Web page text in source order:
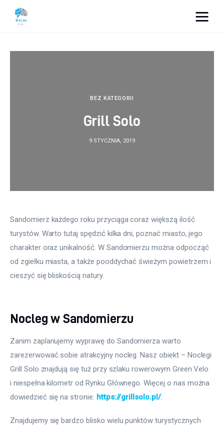
Dom i ogród
Więcej
BEZ KATEGORII
Grill Solo
9 STYCZNIA, 2019
Sandomierz każdego roku przyciąga coraz większą ilość
turystów. Warto tutaj spędzić kilka dni, poznać miasto, jego
charakter oraz unikalność. W Sandomierzu można odpocząć
od zgiełku miasta, a także pooddychać świeżym powietrzem i
cieszyć się bliskością natury.
Nocleg w Sandomierzu
Zanim zaplanujemy wyprawę do Sandomierza warto
zarezerwować sobie atrakcyjny nocleg. Nasz obiekt – Noclegi
Grill Solo znajdują się tuż przy szlaku rowerowym Green Velo
i niespełna kilometr od Rynku Głównego. Więcej o nas można
dowiedzieć się na stronie: https://grillsolo.pl/.
Znajdujemy się bardzo blisko wielu punktów turystycznych